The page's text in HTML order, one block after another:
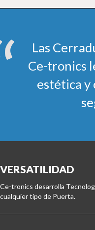
Las
Ce-tronics
estética y
VERSATILIDAD
Ce-tronics desarrolla
cualquier tipo de Puerta.